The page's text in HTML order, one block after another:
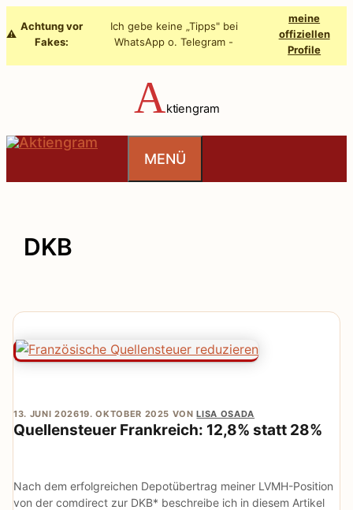
Inhalt
⚠️
Achtung vor
Fakes:
Ich gebe keine „Tipps" bei
WhatsApp o. Telegram -
meine
offiziellen
Profile
Aktiengram
MENÜ
DKB
Quellensteuer Frankreich: 12,8% statt 28%
13. JUNI 202619. OKTOBER 2025 VONLISA OSADA
Nach dem erfolgreichen Depotübertrag meiner LVMH-Position
von der comdirect zur DKB* beschreibe ich in diesem Artikel